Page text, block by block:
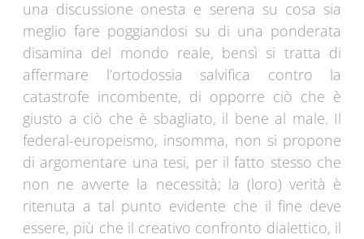
una discussione onesta e serena su cosa sia
meglio fare poggiandosi su di una ponderata
disamina del mondo reale, bensì si tratta di
affermare l’ortodossia salvifica contro la
catastrofe incombente, di opporre ciò che è
giusto a ciò che è sbagliato, il bene al male. Il
federal-europeismo, insomma, non si propone
di argomentare una tesi, per il fatto stesso che
non ne avverte la necessità; la (loro) verità è
ritenuta a tal punto evidente che il fine deve
essere, più che il creativo confronto dialettico, il